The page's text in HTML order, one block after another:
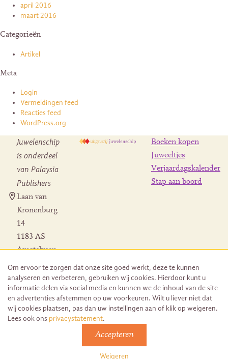
april 2016
maart 2016
Categorieën
Artikel
Meta
Login
Vermeldingen feed
Reacties feed
WordPress.org
Juwelenschip
is onderdeel
van Palaysia
Publishers
Laan van
Kronenburg
14
1183 AS
Amstelveen
Herroeping
bestelling
Boeken kopen
Juweeltjes
Verjaardagskalender
Stap aan boord
© 2026 Uitgeverij Juwelenschip. Duurzaam ontwikkeld door
Go2People
Om ervoor te zorgen dat onze site goed werkt, deze te kunnen
analyseren en verbeteren, gebruiken wij cookies. Hierdoor kunt u
informatie delen via social media en kunnen we de inhoud van de site
en advertenties afstemmen op uw voorkeuren. Wilt u liever niet dat
wij cookies plaatsen, pas dan uw instellingen aan of klik op weigeren.
Lees ook ons privacystatement.
Accepteren
Weigeren